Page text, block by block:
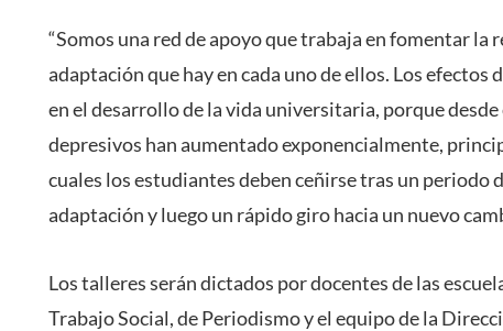
“Somos una red de apoyo que trabaja en fomentar la
adaptación que hay en cada uno de ellos. Los
en el desarrollo de la vida universitaria, porque
depresivos han aumentado exponencialmente,
cuales los estudiantes deben ceñirse tras un periodo
adaptación y luego un rápido giro hacia un nuevo
Los talleres serán dictados por docentes de las
Trabajo Social, de Periodismo y el equipo de la